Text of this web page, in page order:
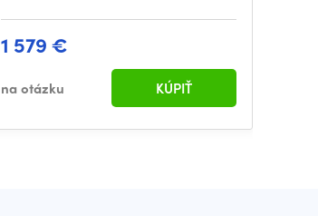
1 579 €
na otázku KÚPIŤ